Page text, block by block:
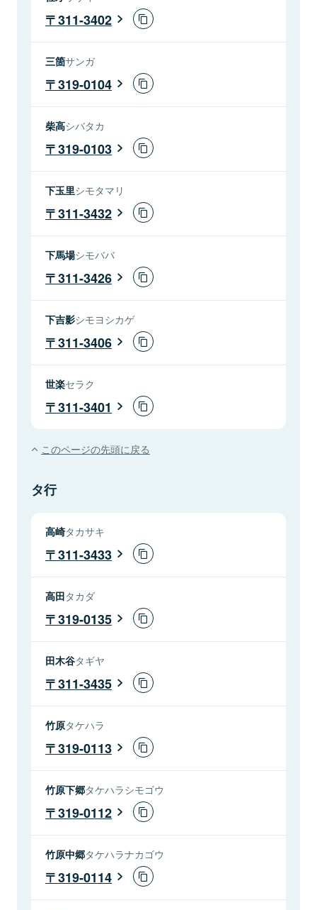
311-3402
三箇サンガ
319-0104
柴高シバタカ
319-0103
下玉里シモタマリ
311-3432
下馬場シモババ
311-3426
下吉影シモヨシカゲ
311-3406
世楽セラク
311-3401
このページの先頭に戻る
タ行
高崎タカサキ
311-3433
高田タカダ
319-0135
田木谷タギヤ
311-3435
竹原タケハラ
319-0113
竹原下郷タケハラシモゴウ
319-0112
竹原中郷タケハラナカゴウ
319-0114